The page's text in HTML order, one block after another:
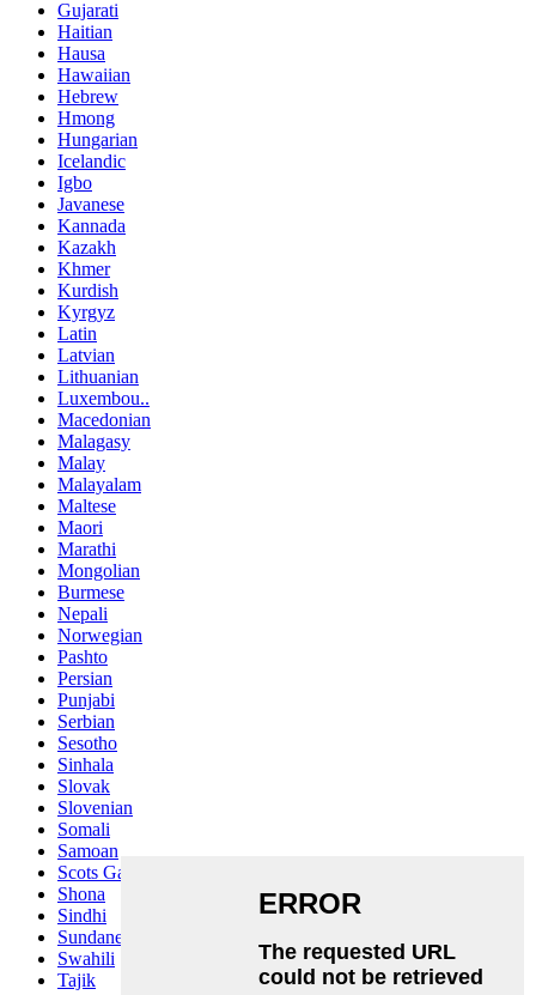
Gujarati
Haitian
Hausa
Hawaiian
Hebrew
Hmong
Hungarian
Icelandic
Igbo
Javanese
Kannada
Kazakh
Khmer
Kurdish
Kyrgyz
Latin
Latvian
Lithuanian
Luxembou..
Macedonian
Malagasy
Malay
Malayalam
Maltese
Maori
Marathi
Mongolian
Burmese
Nepali
Norwegian
Pashto
Persian
Punjabi
Serbian
Sesotho
Sinhala
Slovak
Slovenian
Somali
Samoan
Scots Gaelic
Shona
Sindhi
Sundanese
Swahili
Tajik